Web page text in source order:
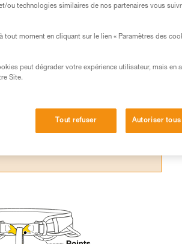
dans ce conseil avant de le
technique pour pouvoir
spécifique. Validez avec
toute sécurité, avant de la
Il peut en exister d’autres que
ou technologies similaires de nos partenaires vous
tout moment en cliquant sur le lien « Paramètres des
peut dégrader votre expérience utilisateur, mais en
Site.
Tout refuser Autoriser